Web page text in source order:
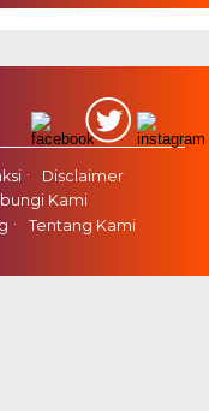
Disclaimer
Kami
Tentang Kami